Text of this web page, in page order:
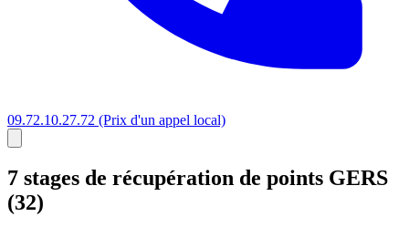
09.72.10.27.72 (Prix d'un appel local)
7 stages de récupération de points GERS
(32)